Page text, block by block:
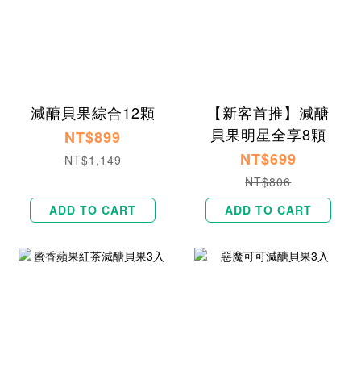
減醣貝果綜合12顆
NT$899
NT$1,149
ADD TO CART
【新客首推】減醣
貝果明星全享8顆
NT$699
NT$806
ADD TO CART